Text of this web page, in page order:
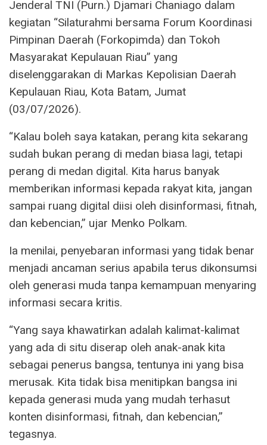
Jenderal TNI (Purn.) Djamari Chaniago dalam
kegiatan “Silaturahmi bersama Forum Koordinasi
Pimpinan Daerah (Forkopimda) dan Tokoh
Masyarakat Kepulauan Riau” yang
diselenggarakan di Markas Kepolisian Daerah
Kepulauan Riau, Kota Batam, Jumat
(03/07/2026).
“Kalau boleh saya katakan, perang kita sekarang
sudah bukan perang di medan biasa lagi, tetapi
perang di medan digital. Kita harus banyak
memberikan informasi kepada rakyat kita, jangan
sampai ruang digital diisi oleh disinformasi, fitnah,
dan kebencian,” ujar Menko Polkam.
Ia menilai, penyebaran informasi yang tidak benar
menjadi ancaman serius apabila terus dikonsumsi
oleh generasi muda tanpa kemampuan menyaring
informasi secara kritis.
“Yang saya khawatirkan adalah kalimat-kalimat
yang ada di situ diserap oleh anak-anak kita
sebagai penerus bangsa, tentunya ini yang bisa
merusak. Kita tidak bisa menitipkan bangsa ini
kepada generasi muda yang mudah terhasut
konten disinformasi, fitnah, dan kebencian,”
tegasnya.